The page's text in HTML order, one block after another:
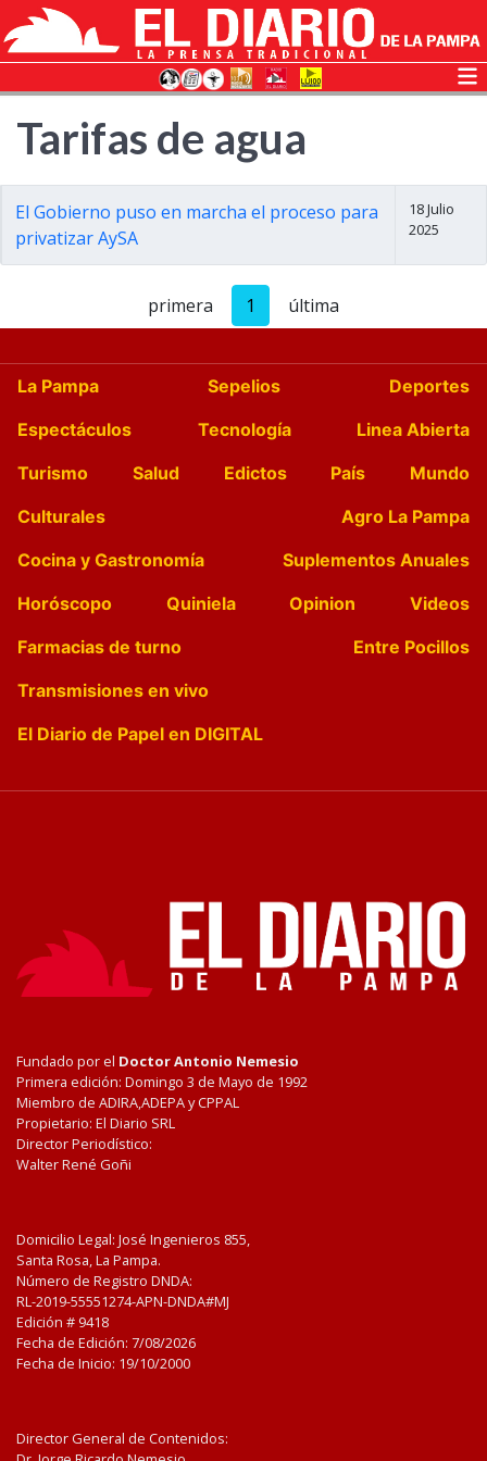
Tarifas de agua
El Gobierno puso en marcha el proceso para
privatizar AySA
18 Julio
2025
primera 1 última
La Pampa Sepelios
Deportes
Espectáculos
Tecnología
Linea Abierta
Turismo
Salud Edictos País
Mundo
Culturales
Agro La Pampa
Cocina y Gastronomía
Suplementos Anuales
Horóscopo
Quiniela Opinion
Videos
Farmacias de turno
Entre Pocillos
Transmisiones en vivo
El Diario de Papel en DIGITAL
Fundado por el Doctor Antonio Nemesio
Primera edición: Domingo 3 de Mayo de 1992
Miembro de ADIRA,ADEPA y CPPAL
Propietario: El Diario SRL
Director Periodístico:
Walter René Goñi
Domicilio Legal: José Ingenieros 855,
Santa Rosa, La Pampa.
Número de Registro DNDA:
RL-2019-55551274-APN-DNDA#MJ
Edición # 9418
Fecha de Edición: 7/08/2026
Fecha de Inicio: 19/10/2000
Director General de Contenidos: